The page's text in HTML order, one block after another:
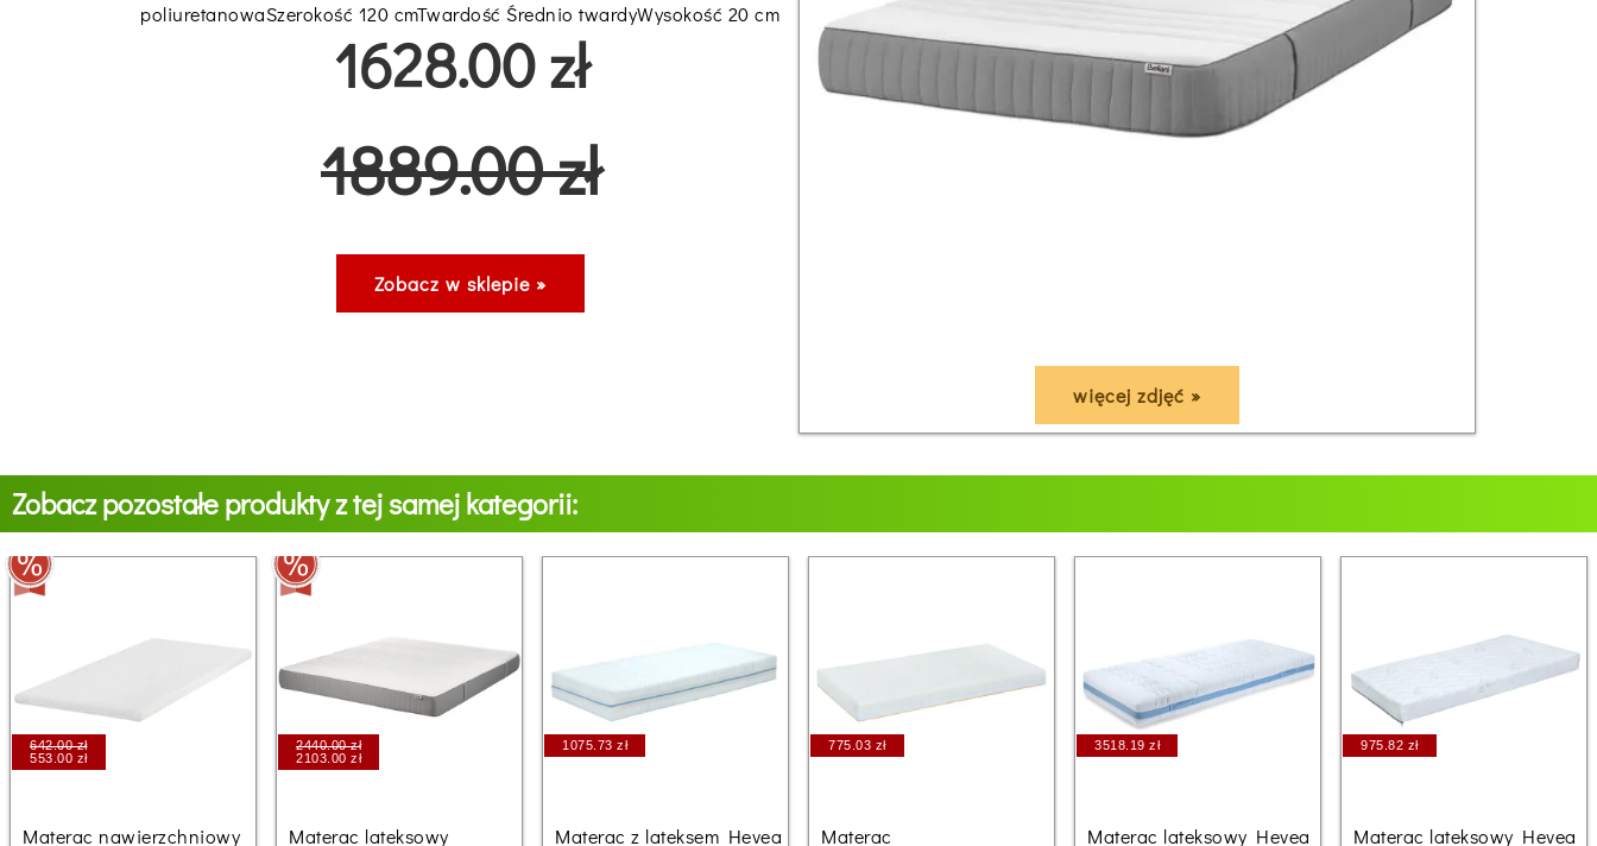
więcej zdjęć »
poliuretanowaSzerokość 120 cmTwardość Średnio twardyWysokość 20 cm
1628.00 zł
1889.00 zł
Zobacz w sklepie »
Zobacz pozostałe produkty z tej samej kategorii:
642.00 zł
553.00 zł
Materac nawierzchniowy
2440.00 zł
2103.00 zł
Materac lateksowy
1075.73 zł
Materac z lateksem Hevea
775.03 zł
Materac
3518.19 zł
Materac lateksowy Hevea
975.82 zł
Materac lateksowy Hevea